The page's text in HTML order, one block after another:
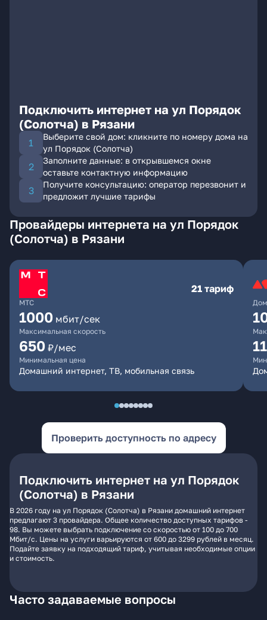
Подключить интернет на ул Порядок
(Солотча) в Рязани
Выберите свой дом: кликните по номеру дома на
ул Порядок (Солотча)
Заполните данные: в открывшемся окне
оставьте контактную информацию
Получите консультацию: оператор перезвонит и
предложит лучшие тарифы
Провайдеры интернета на ул Порядок
(Солотча) в Рязани
МТС
21 тариф
1000 мбит/сек
Максимальная скорость
650 ₽/мес
Минимальная цена
Домашний интернет, ТВ, мобильная связь
Проверить доступность по адресу
Подключить интернет на ул Порядок
(Солотча) в Рязани
В 2026 году на ул Порядок (Солотча) в Рязани домашний интернет
предлагают 3 провайдера. Общее количество доступных тарифов -
98. Вы можете выбрать подключение со скоростью от 100 до 700
Мбит/с. Цены на услуги варьируются от 600 до 3299 рублей в месяц.
Подайте заявку на подходящий тариф, учитывая необходимые опции
и стоимость.
Часто задаваемые вопросы